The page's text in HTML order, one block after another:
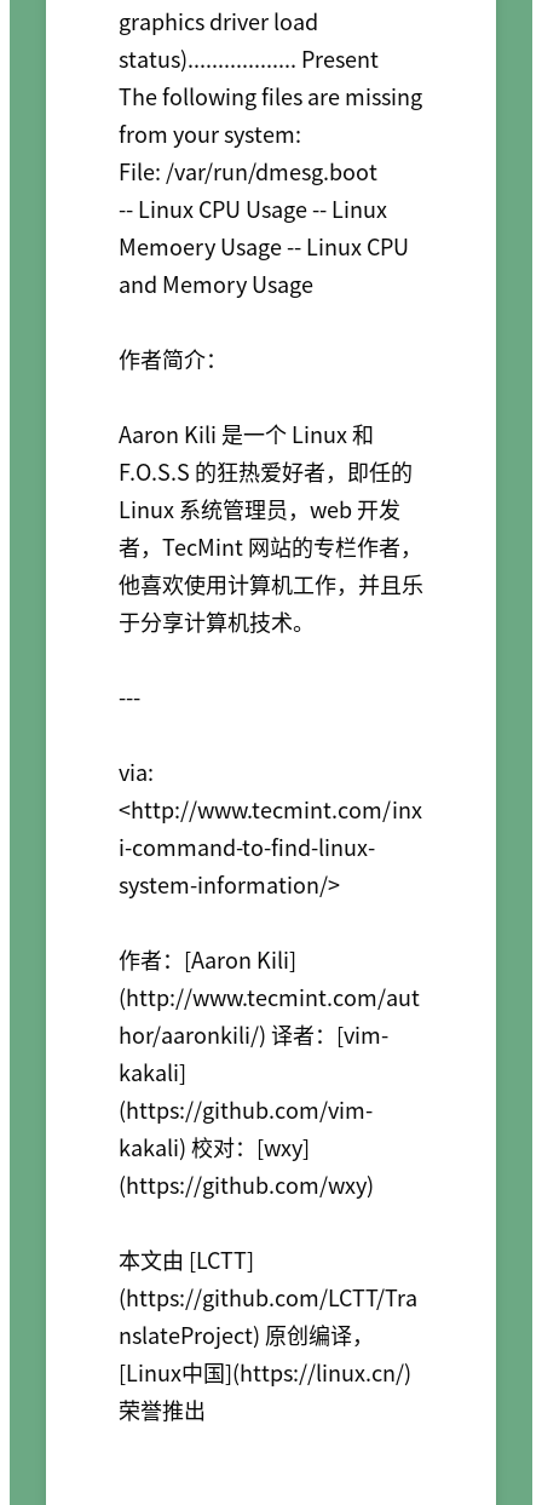
graphics driver load
status).................. Present
The following files are missing
from your system:
File: /var/run/dmesg.boot
-- Linux CPU Usage -- Linux
Memoery Usage -- Linux CPU
and Memory Usage
作者简介：
Aaron Kili 是一个 Linux 和
F.O.S.S 的狂热爱好者，即任的
Linux 系统管理员，web 开发
者，TecMint 网站的专栏作者，
他喜欢使用计算机工作，并且乐
于分享计算机技术。
---
via:
<http://www.tecmint.com/inx
i-command-to-find-linux-
system-information/>
作者：[Aaron Kili]
(http://www.tecmint.com/aut
hor/aaronkili/) 译者：[vim-
kakali]
(https://github.com/vim-
kakali) 校对：[wxy]
(https://github.com/wxy)
本文由 [LCTT]
(https://github.com/LCTT/Tra
nslateProject) 原创编译，
[Linux中国](https://linux.cn/)
荣誉推出